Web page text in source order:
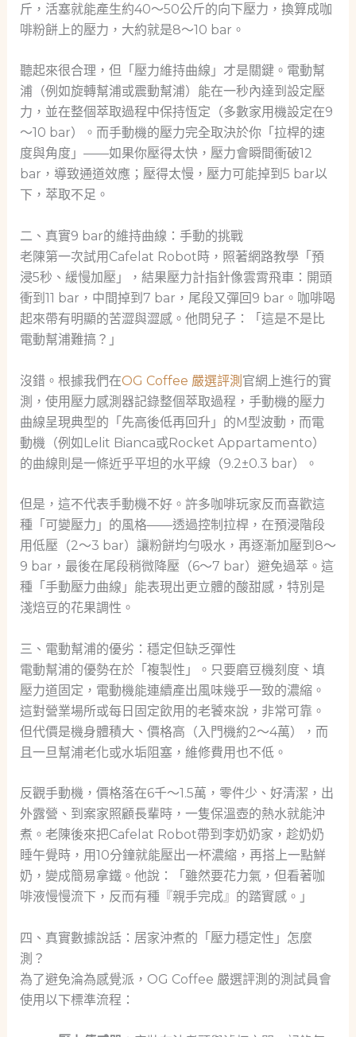
斤，活塞就能產生約40～50公斤的向下壓力，換算成咖
啡粉餅上的壓力，大約就是8～10 bar。
聽起來很合理，但「壓力維持曲線」才是關鍵。電動幫
浦（例如旋轉幫浦或震動幫浦）能在一秒內達到設定壓
力，並在整個萃取過程中保持恆定（多數家用機設定在9
～10 bar）。而手動機的壓力完全取決於你「拉桿的速
度與角度」——如果你壓得太快，壓力會瞬間衝破12
bar，導致通道效應；壓得太慢，壓力可能掉到5 bar以
下，萃取不足。
二、真實9 bar的維持曲線：手動的挑戰
老陳第一次試用Cafelat Robot時，照著網路教學「預
浸5秒、緩慢加壓」，結果壓力計指針像雲霄飛車：開頭
衝到11 bar，中間掉到7 bar，尾段又彈回9 bar。咖啡喝
起來帶有明顯的苦澀與澀感。他問兒子：「這是不是比
電動幫浦難搞？」
沒錯。根據我們在OG Coffee 嚴選評測 官網上進行的實
測，使用壓力感測器記錄整個萃取過程，手動機的壓力
曲線呈現典型的「先高後低再回升」的M型波動，而電
動機（例如Lelit Bianca或Rocket Appartamento）
的曲線則是一條近乎平坦的水平線（9.2±0.3 bar）。
但是，這不代表手動機不好。許多咖啡玩家反而喜歡這
種「可變壓力」的風格——透過控制拉桿，在預浸階段
用低壓（2～3 bar）讓粉餅均勻吸水，再逐漸加壓到8～
9 bar，最後在尾段稍微降壓（6～7 bar）避免過萃。這
種「手動壓力曲線」能表現出更立體的酸甜感，特別是
淺焙豆的花果調性。
三、電動幫浦的優劣：穩定但缺乏彈性
電動幫浦的優勢在於「複製性」。只要磨豆機刻度、填
壓力道固定，電動機能連續產出風味幾乎一致的濃縮。
這對營業場所或每日固定飲用的老饕來說，非常可靠。
但代價是機身體積大、價格高（入門機約2～4萬），而
且一旦幫浦老化或水垢阻塞，維修費用也不低。
反觀手動機，價格落在6千～1.5萬，零件少、好清潔，出
外露營、到案家照顧長輩時，一隻保溫壺的熱水就能沖
煮。老陳後來把Cafelat Robot帶到李奶奶家，趁奶奶
睡午覺時，用10分鐘就能壓出一杯濃縮，再搭上一點鮮
奶，變成簡易拿鐵。他說：「雖然要花力氣，但看著咖
啡液慢慢流下，反而有種『親手完成』的踏實感。」
四、真實數據說話：居家沖煮的「壓力穩定性」怎麼
測？
為了避免淪為感覺派，OG Coffee 嚴選評測的測試員會
使用以下標準流程：